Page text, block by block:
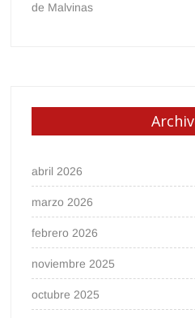
de Malvinas
abril 2026
marzo 2026
febrero 2026
noviembre 2025
octubre 2025